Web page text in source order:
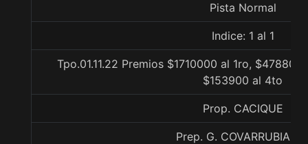
Pista Normal
Indice: 1 al 1
Tpo.01.11.22 Premios $1710000 al 1ro,
$153900 al 4to
Prop. CACIQUE
Prep. G. COVARRUBIAS